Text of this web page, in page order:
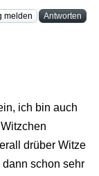
melden Antworten
ich bin auch
drüber Witze
schon sehr